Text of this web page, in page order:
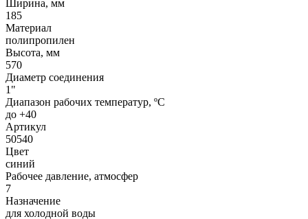
Ширина, мм
185
Материал
полипропилен
Высота, мм
570
Диаметр соединения
1"
Диапазон рабочих температур, ºС
до +40
Артикул
50540
Цвет
синий
Рабочее давление, атмосфер
7
Назначение
для холодной воды